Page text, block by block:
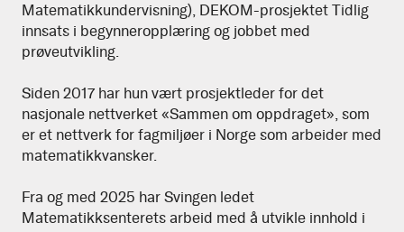
Matematikkundervisning), DEKOM-prosjektet Tidlig
innsats i begynneropplæring og jobbet med
prøveutvikling.
Siden 2017 har hun vært prosjektleder for det
nasjonale nettverket «Sammen om oppdraget», som
er et nettverk for fagmiljøer i Norge som arbeider med
matematikkvansker.
Fra og med 2025 har Svingen ledet
Matematikksenterets arbeid med å utvikle innhold i